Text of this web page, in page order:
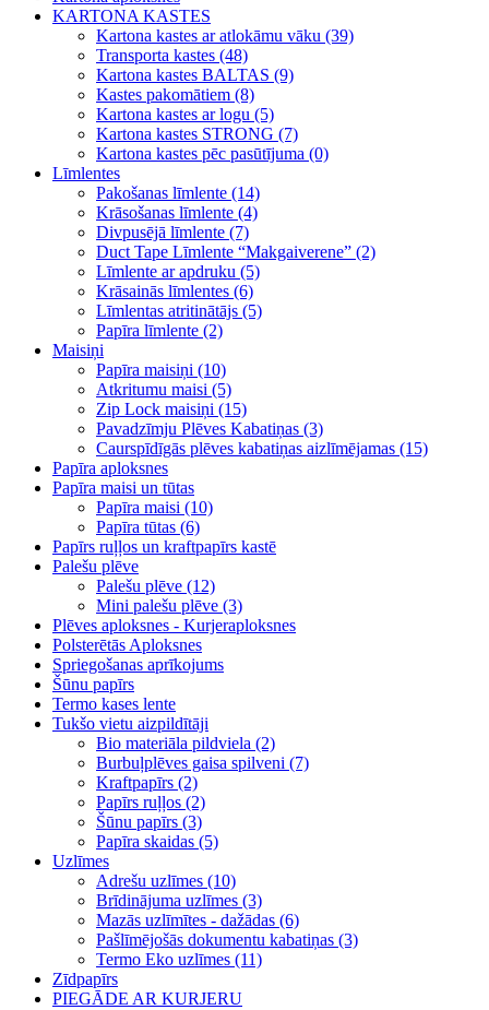
KARTONA KASTES
Kartona kastes ar atlokāmu vāku (39)
Transporta kastes (48)
Kartona kastes BALTAS (9)
Kastes pakomātiem (8)
Kartona kastes ar logu (5)
Kartona kastes STRONG (7)
Kartona kastes pēc pasūtījuma (0)
Līmlentes
Pakošanas līmlente (14)
Krāsošanas līmlente (4)
Divpusējā līmlente (7)
Duct Tape Līmlente “Makgaiverene” (2)
Līmlente ar apdruku (5)
Krāsainās līmlentes (6)
Līmlentas atritinātājs (5)
Papīra līmlente (2)
Maisiņi
Papīra maisiņi (10)
Atkritumu maisi (5)
Zip Lock maisiņi (15)
Pavadzīmju Plēves Kabatiņas (3)
Caurspīdīgās plēves kabatiņas aizlīmējamas (15)
Papīra aploksnes
Papīra maisi un tūtas
Papīra maisi (10)
Papīra tūtas (6)
Papīrs ruļļos un kraftpapīrs kastē
Palešu plēve
Palešu plēve (12)
Mini palešu plēve (3)
Plēves aploksnes - Kurjeraploksnes
Polsterētās Aploksnes
Spriegošanas aprīkojums
Šūnu papīrs
Termo kases lente
Tukšo vietu aizpildītāji
Bio materiāla pildviela (2)
Burbuļplēves gaisa spilveni (7)
Kraftpapīrs (2)
Papīrs ruļļos (2)
Šūnu papīrs (3)
Papīra skaidas (5)
Uzlīmes
Adrešu uzlīmes (10)
Brīdinājuma uzlīmes (3)
Mazās uzlīmītes - dažādas (6)
Pašlīmējošās dokumentu kabatiņas (3)
Termo Eko uzlīmes (11)
Zīdpapīrs
PIEGĀDE AR KURJERU